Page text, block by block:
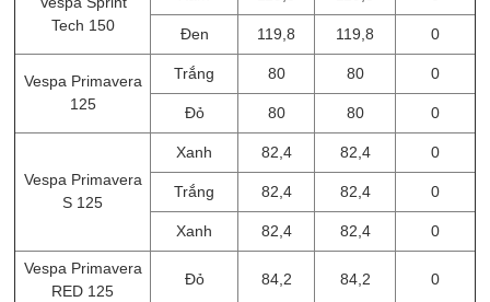
Tech 150
Đen 119,8 119,8 0
Vespa Primavera
125
Trắng 80 80 0
Đỏ 80 80 0
Vespa Primavera
S 125
Xanh 82,4 82,4 0
Trắng 82,4 82,4 0
Xanh 82,4 82,4 0
Vespa Primavera
RED 125
Đỏ 84,2 84,2 0